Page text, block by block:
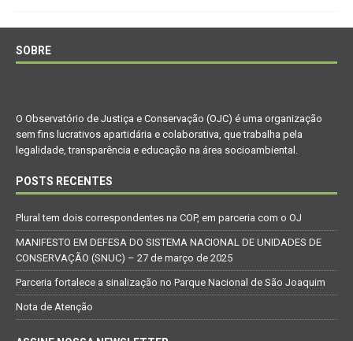
SOBRE
O Observatório de Justiça e Conservação (OJC) é uma organização
sem fins lucrativos apartidária e colaborativa, que trabalha pela
legalidade, transparência e educação na área socioambiental.
POSTS RECENTES
Plural tem dois correspondentes na COP, em parceria com o OJ
MANIFESTO EM DEFESA DO SISTEMA NACIONAL DE UNIDADES DE
CONSERVAÇÃO (SNUC) – 27 de março de 2025
Parceria fortalece a sinalização no Parque Nacional de São Joaquim
Nota de Atenção